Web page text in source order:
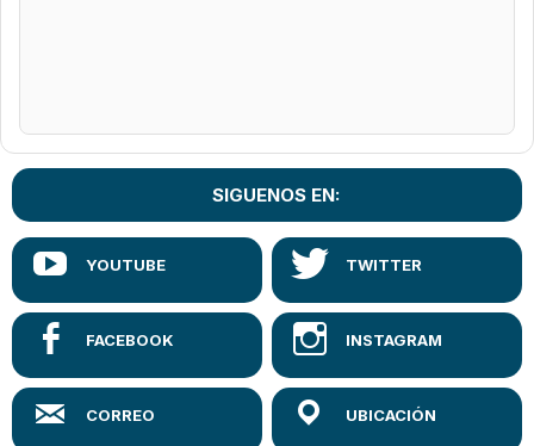
SIGUENOS EN: